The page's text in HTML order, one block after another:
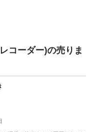
コーダー)の売りま